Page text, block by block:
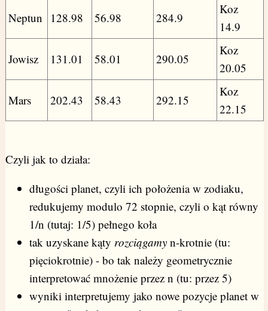
Neptun 128.98 56.98 284.9
Koz
14.9
Jowisz 131.01 58.01 290.05
Koz
20.05
Mars 202.43 58.43 292.15
Koz
22.15
Czyli jak to działa:
długości planet, czyli ich położenia w zodiaku,
redukujemy modulo 72 stopnie, czyli o kąt równy
1/n (tutaj: 1/5) pełnego koła
tak uzyskane kąty rozciągamyn-krotnie (tu:
pięciokrotnie) - bo tak należy geometrycznie
interpretować mnożenie przez n (tu: przez 5)
wyniki interpretujemy jako nowe pozycje planet w